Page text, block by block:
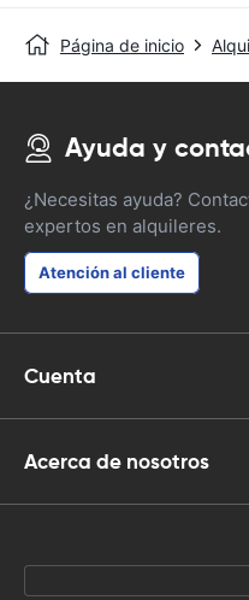
Página de inicio
Ayuda y
¿Necesitas ayuda?
expertos en alquileres.
Atención al cliente
Cuenta
Acerca de nosotros